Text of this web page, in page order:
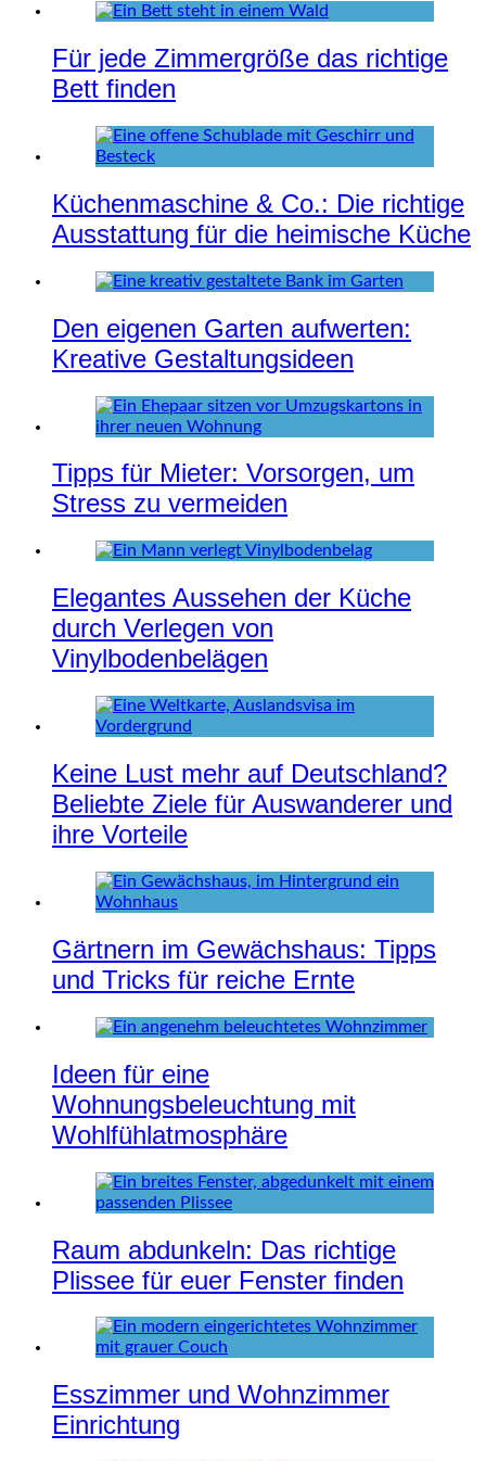
Für jede Zimmergröße das richtige
Bett finden
Küchenmaschine & Co.: Die richtige
Ausstattung für die heimische Küche
Den eigenen Garten aufwerten:
Kreative Gestaltungsideen
Tipps für Mieter: Vorsorgen, um
Stress zu vermeiden
Elegantes Aussehen der Küche
durch Verlegen von
Vinylbodenbelägen
Keine Lust mehr auf Deutschland?
Beliebte Ziele für Auswanderer und
ihre Vorteile
Gärtnern im Gewächshaus: Tipps
und Tricks für reiche Ernte
Ideen für eine
Wohnungsbeleuchtung mit
Wohlfühlatmosphäre
Raum abdunkeln: Das richtige
Plissee für euer Fenster finden
Esszimmer und Wohnzimmer
Einrichtung